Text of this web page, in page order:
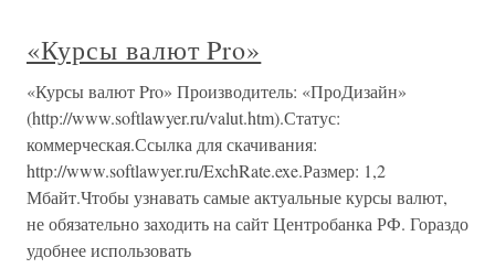
«Курсы валют Pro»
«Курсы валют Pro» Производитель: «ПроДизайн»
(http://www.softlawyer.ru/valut.htm).Статус:
коммерческая.Ссылка для скачивания:
http://www.softlawyer.ru/ExchRate.exe.Размер: 1,2
Мбайт.Чтобы узнавать самые актуальные курсы валют,
не обязательно заходить на сайт Центробанка РФ. Гораздо
удобнее использовать